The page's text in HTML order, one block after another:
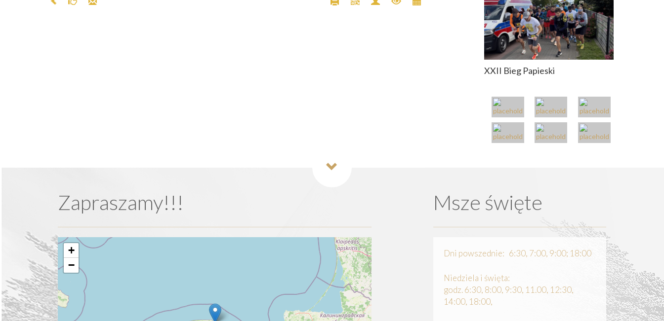
XXII Bieg Papieski
Zapraszamy!!!
+
−
Msze święte
Dni powszednie: 6:30, 7:00, 9:00; 18:00
Niedziela i święta:
godz. 6:30, 8:00, 9:30, 11.00, 12:30,
14:00, 18:00,